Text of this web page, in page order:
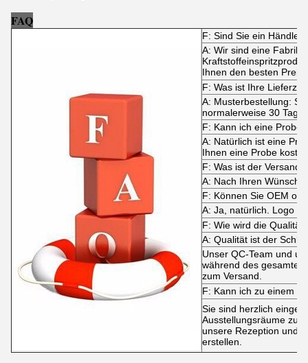
FAQ
F: Sind Sie ein Händler
A: Wir sind eine Fabrik,
Ihnen den besten Preis
F: Was ist Ihre
A: Musterbestellung:
normalerweise 30 Tage.
F: Kann ich eine Probe
A: Natürlich ist eine
Ihnen eine Probe
F: Was ist der
A: Nach Ihren
F: Können Sie OEM
A: Ja, natürlich. Logo
F: Wie wird die Qualität
A: Qualität ist der
Unser QC-Team und
während des
zum Versand.
F: Kann ich zu einem
Sie sind herzlich
Ausstellungsräume zu
unsere Rezeption und
erstellen.